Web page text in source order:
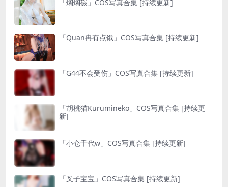
「焖焖碳」COS写真合集 [持续更新]
「Quan冉有点饿」COS写真合集 [持续更新]
「G44不会受伤」COS写真合集 [持续更新]
「胡桃猫Kurumineko」COS写真合集 [持续更
新]
「小仓千代w」COS写真合集 [持续更新]
「叉子宝宝」COS写真合集 [持续更新]